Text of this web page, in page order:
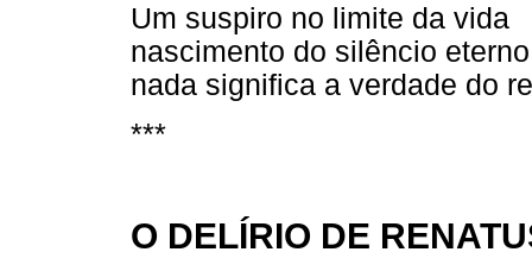
Um suspiro no limite da vida
nascimento do silêncio eterno
nada significa a verdade do
***
O DELÍRIO DE